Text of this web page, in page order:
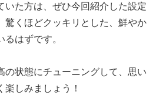
た方は、ぜひ今回紹介した設定
驚くほどクッキリとした、鮮やか
はずです。
の状態にチューニングして、思い
しみましょう！